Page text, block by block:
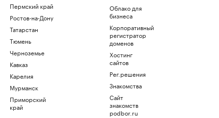
Пермский край
Ростов-на-Дону
Татарстан
Тюмень
Черноземье
Кавказ
Карелия
Мурманск
Приморский
край
Облако для
бизнеса
Корпоративный
регистратор
доменов
Хостинг
сайтов
Рег.решения
Знакомства
Сайт
знакомств
podbor.ru